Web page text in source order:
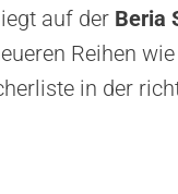
auf der Beria
Reihen wie
in der